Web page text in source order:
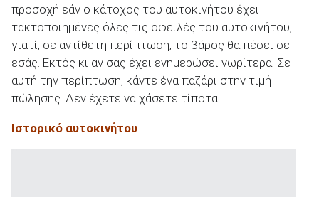
προσοχή εάν ο κάτοχος του αυτοκινήτου έχει
τακτοποιημένες όλες τις οφειλές του αυτοκινήτου,
γιατί, σε αντίθετη περίπτωση, το βάρος θα πέσει σε
εσάς. Εκτός κι αν σας έχει ενημερώσει νωρίτερα. Σε
αυτή την περίπτωση, κάντε ένα παζάρι στην τιμή
πώλησης. Δεν έχετε να χάσετε τίποτα.
Ιστορικό αυτοκινήτου